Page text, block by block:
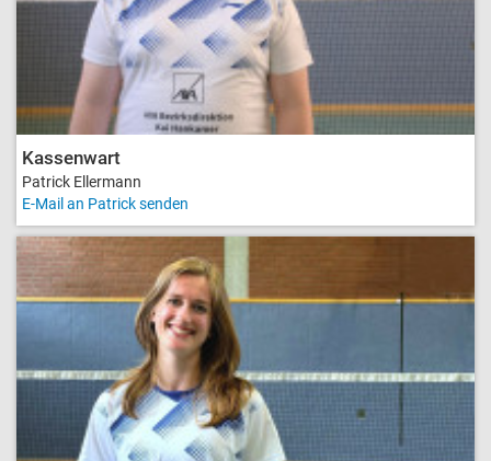
Kassenwart
Patrick Ellermann
E-Mail an Patrick senden